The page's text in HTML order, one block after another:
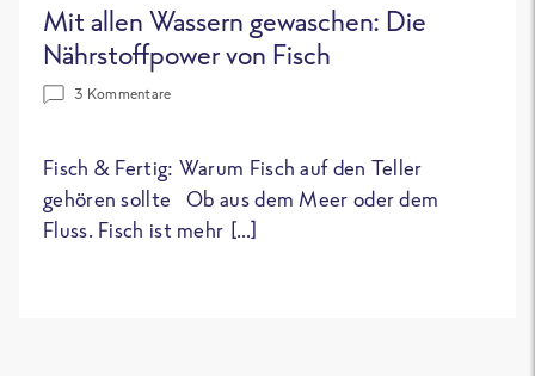
Mit allen Wassern gewaschen: Die
Nährstoffpower von Fisch
3 Kommentare
Fisch & Fertig: Warum Fisch auf den Teller
gehören sollte Ob aus dem Meer oder dem
Fluss. Fisch ist mehr […]